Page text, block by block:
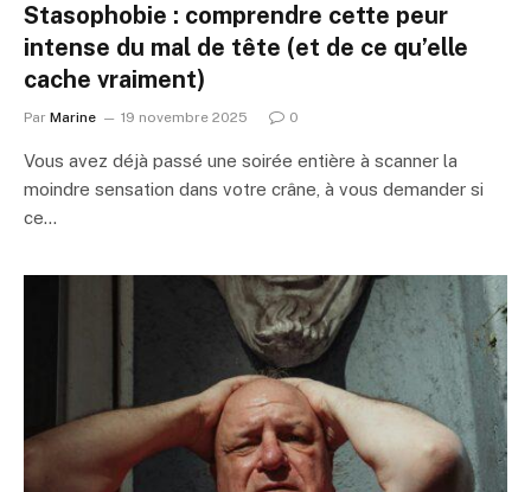
Stasophobie : comprendre cette peur
intense du mal de tête (et de ce qu’elle
cache vraiment)
Par Marine 19 novembre 2025 0
Vous avez déjà passé une soirée entière à scanner la
moindre sensation dans votre crâne, à vous demander si
ce…